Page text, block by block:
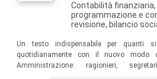
Contabilità finanziaria,
programmazione e
revisione, bilancio
Un testo indispensabile per quanti
quotidianamente con il nuovo modo
Amministrazione: ragionieri,